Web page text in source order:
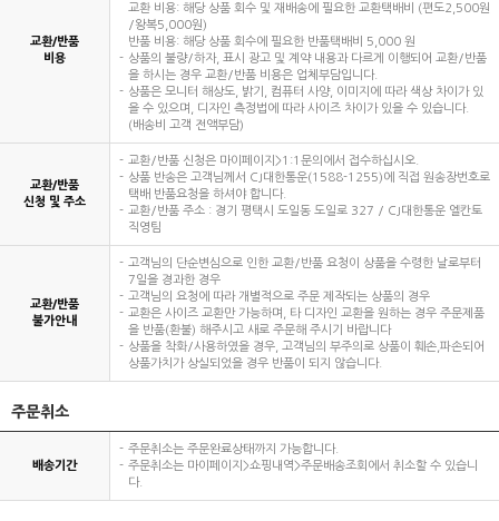
교환/반품
비용
교환 비용: 해당 상품 회수 및 재배송에 필요한 교환택배비 (편도2,500원
/왕복5,000원)
반품 비용: 해당 상품 회수에 필요한 반품택배비 5,000 원
상품의 불량/하자, 표시 광고 및 계약 내용과 다르게 이행되어 교환/반품
을 하시는 경우 교환/반품 비용은 업체부담입니다.
상품은 모니터 해상도, 밝기, 컴퓨터 사양, 이미지에 따라 색상 차이가 있
을 수 있으며, 디자인 측정법에 따라 사이즈 차이가 있을 수 있습니다.
(배송비 고객 전액부담)
교환/반품
신청 및 주소
교환/반품 신청은 마이페이지>1:1문의에서 접수하십시오.
상품 반송은 고객님께서 CJ대한통운(1588-1255)에 직접 원송장번호로
택배 반품요청을 하셔야 합니다.
교환/반품 주소 : 경기 평택시 도일동 도일로 327 / CJ대한통운 엘칸토
직영팀
교환/반품
불가안내
고객님의 단순변심으로 인한 교환/반품 요청이 상품을 수령한 날로부터
7일을 경과한 경우
고객님의 요청에 따라 개별적으로 주문 제작되는 상품의 경우
교환은 사이즈 교환만 가능하며, 타 디자인 교환을 원하는 경우 주문제품
을 반품(환불) 해주시고 새로 주문해 주시기 바랍니다
상품을 착화/사용하였을 경우, 고객님의 부주의로 상품이 훼손,파손되어
상품가치가 상실되었을 경우 반품이 되지 않습니다.
주문취소
배송기간
주문취소는 주문완료상태까지 가능합니다.
주문취소는 마이페이지>쇼핑내역>주문배송조회에서 취소할 수 있습니
다.